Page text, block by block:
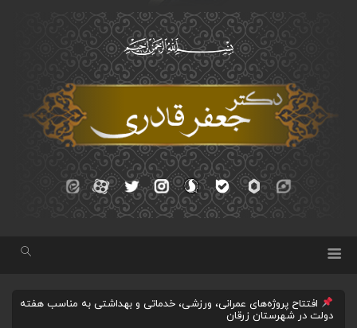
افتتاح پروژه‌های عمرانی، ورزشی، خدماتی و بهداشتی به مناسب هفته
دولت در شهرستان زرقان